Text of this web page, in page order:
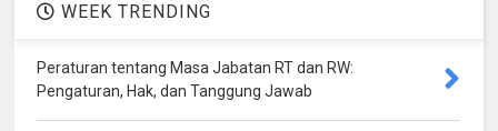
WEEK TRENDING
Peraturan tentang Masa Jabatan RT dan RW:
Pengaturan, Hak, dan Tanggung Jawab